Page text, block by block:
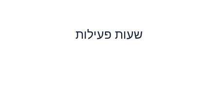
שעות פעילות